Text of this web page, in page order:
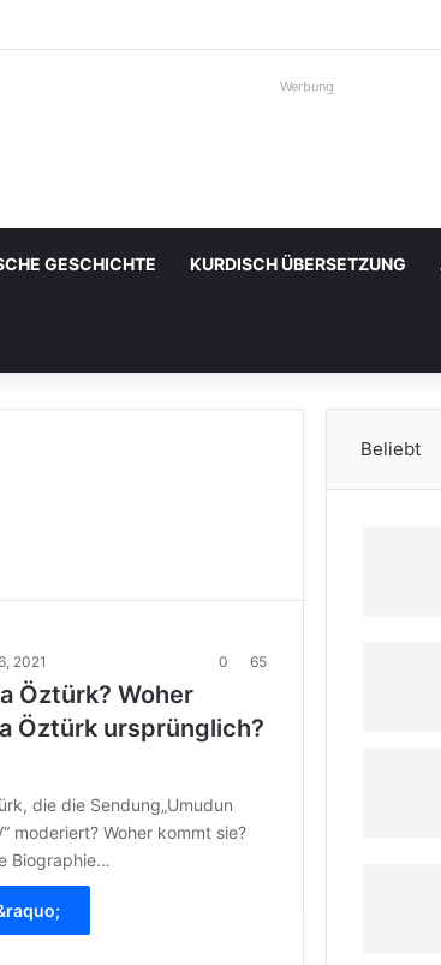
Werbung
GESCHICHTE KURDISCH ÜBERSETZUNG
2021 0 65
Öztürk? Woher
Öztürk ursprünglich?
die die Sendung„Umudun
moderiert? Woher kommt sie?
Biographie…
Beliebt